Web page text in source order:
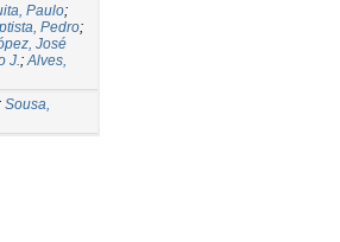
Paulo;
Pedro;
José
J.;Alves,
Sousa,